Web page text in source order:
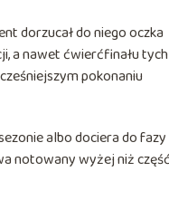
dorzucał do niego oczka
a nawet ćwierćfinału tych
pokonaniu
albo dociera do fazy
notowany wyżej niż